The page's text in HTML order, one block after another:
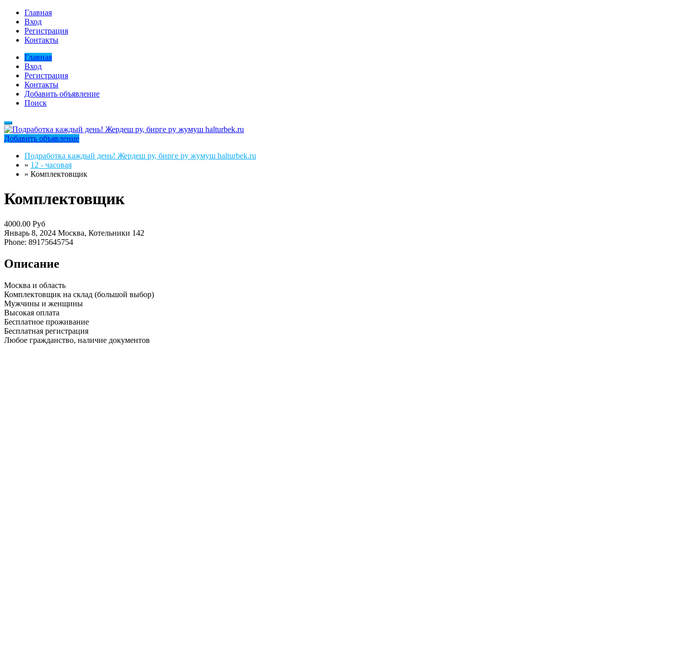
Главная
Вход
Регистрация
Контакты
Главная
Вход
Регистрация
Контакты
Добавить объявление
Поиск
Добавить объявление
Подработка каждый день! Жердеш ру, бирге ру жумуш halturbek.ru
» 12 - часовая
» Комплектовщик
Комплектовщик
4000.00 Руб
Январь 8, 2024 Москва, Котельники 142
Phone: 89175645754
Описание
Москва и область
Комплектовщик на склад (большой выбор)
Мужчины и женщины
Высокая оплата
Бесплатное проживание
Бесплатная регистрация
Любое гражданство, наличие документов